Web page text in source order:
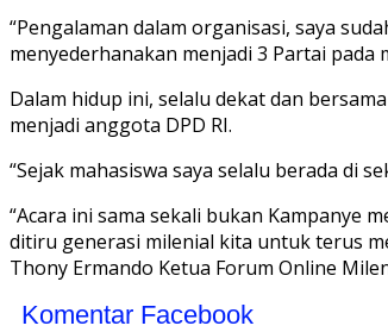
“Pengalaman dalam organisasi, saya
menyederhanakan menjadi 3 Partai pada
Dalam hidup ini, selalu dekat dan
menjadi anggota DPD RI.
“Sejak mahasiswa saya selalu berada di
“Acara ini sama sekali bukan Kampanye
ditiru generasi milenial kita untuk terus
Thony Ermando Ketua Forum Online
Komentar Facebook